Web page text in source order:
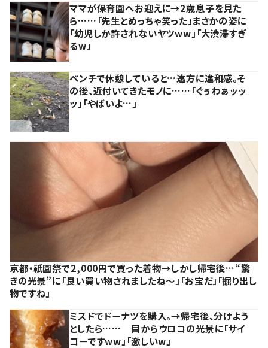
ママが保育園へお迎えに→2歳息子を見た
ら……「先生とめっちゃ笑った」まさかの姿に
「幼児しか許されないヤツww」「大渋滞すぎ
るw」
ベンチで休憩していると…遠方に違和感。そ
の後、近付いてきたモノに……「ぐぅわぁッッ
ッ」「やばいよ…」
京都・祇園祭で2,000円で買った着物→しかし帰宅後…“驚
きの光景”に「良い買い物されましたね～」「お宝だ」「掘り出し
物ですね」
ミスドでドーナツを購入。→帰宅後、分けよう
としたら…… 目からウロコの光景に「サイ
コーですww」「激しいw」